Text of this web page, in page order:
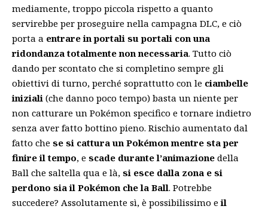
mediamente, troppo piccola rispetto a quanto
servirebbe per proseguire nella campagna DLC, e ciò
porta a entrare in portali su portali con una
ridondanza totalmente non necessaria. Tutto ciò
dando per scontato che si completino sempre gli
obiettivi di turno, perché soprattutto con le ciambelle
iniziali (che danno poco tempo) basta un niente per
non catturare un Pokémon specifico e tornare indietro
senza aver fatto bottino pieno. Rischio aumentato dal
fatto che se si cattura un Pokémon mentre sta per
finire il tempo, e scade durante l’animazione della
Ball che saltella qua e là, si esce dalla zona e si
perdono sia il Pokémon che la Ball. Potrebbe
succedere? Assolutamente sì, è possibilissimo eil